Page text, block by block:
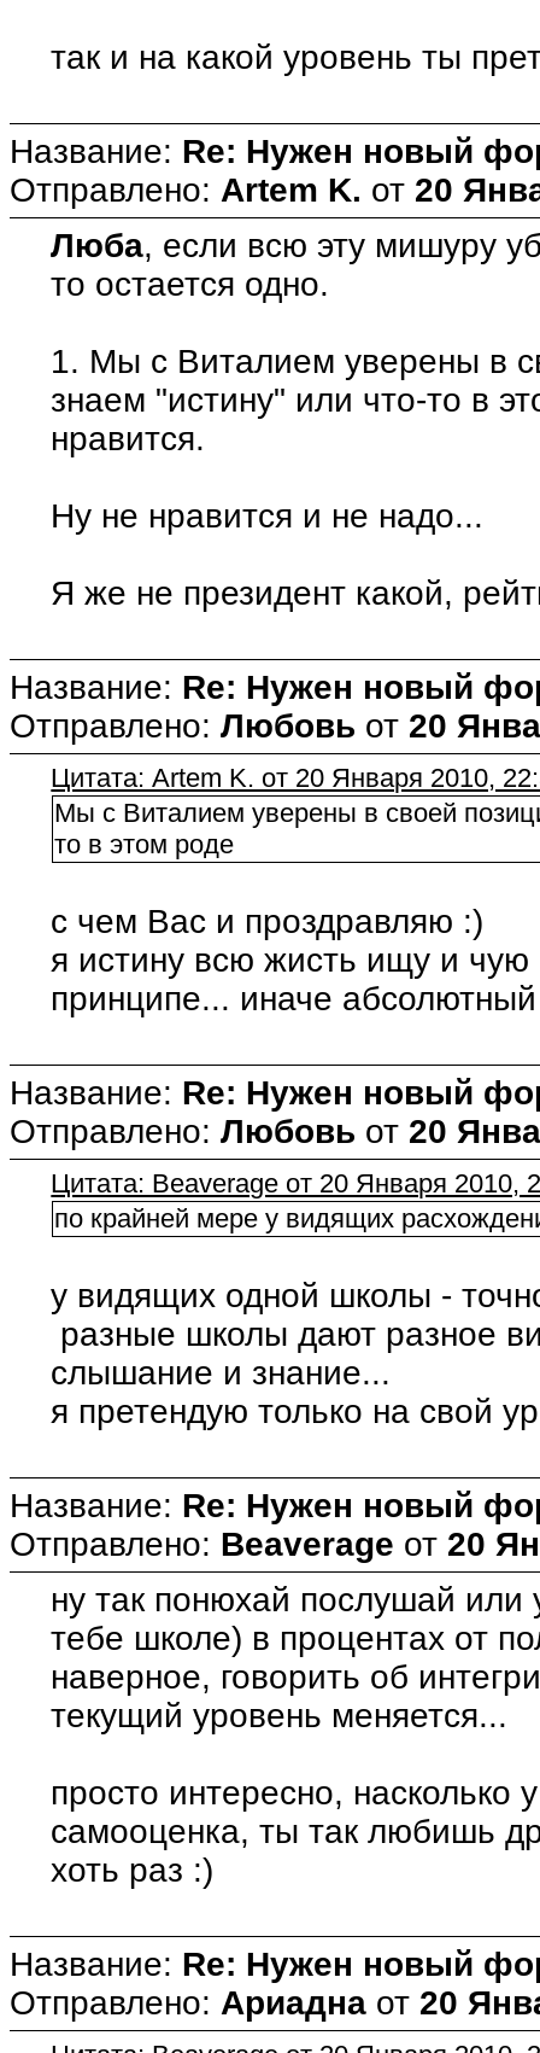
так и на какой уровень ты
Название: Re: Нужен новый
Отправлено: Artem K. от 20
Люба, если всю эту мишуру
то остается одно.
1. Мы с Виталием уверены в
знаем "истину" или что-то в
нравится.
Ну не нравится и не надо...
Я же не президент какой,
Название: Re: Нужен новый
Отправлено: Любовь от 20
Цитата: Artem K. от 20 Января 2010,
Мы с Виталием уверены в своей
то в этом роде
с чем Вас и проздравляю :)
я истину всю жисть ищу и чую
принципе... иначе
Название: Re: Нужен новый
Отправлено: Любовь от 20
Цитата: Beaverage от 20 Января 2010,
по крайней мере у видящих
у видящих одной школы -
разные школы дают разное
слышание и знание...
я претендую только на свой
Название: Re: Нужен новый
Отправлено: Beaverage от 20
ну так понюхай послушай
тебе школе) в процентах от
наверное, говорить об
текущий уровень меняется...
просто интересно, насколько
самооценка, ты так любишь
хоть раз :)
Название: Re: Нужен новый
Отправлено: Ариадна от 20